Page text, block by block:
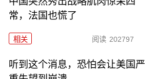
常，法国也慌了
相关 阅读 202797
听到这个消息，恐怕会让美国严